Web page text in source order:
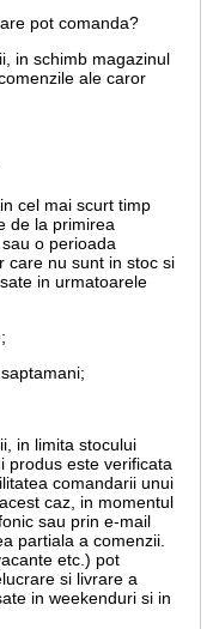
pot comanda?
in schimb magazinul
ale caror
cel mai scurt timp
de la primirea
o perioada
care nu sunt in stoc si
in urmatoarele
in limita stocului
produs este verificata
comandarii unui
caz, in momentul
sau prin e-mail
partiala a comenzii.
etc.) pot
si livrare a
in weekenduri si in